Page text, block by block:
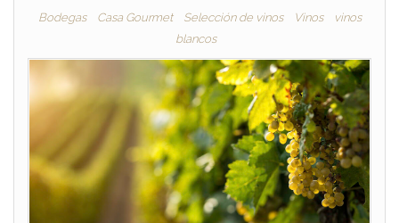
Bodegas Casa Gourmet Selección de vinos Vinos
vinos
blancos